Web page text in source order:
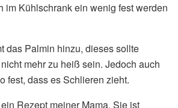
im Kühlschrank ein wenig fest werden
das Palmin hinzu, dieses sollte
mehr zu heiß sein. Jedoch auch
fest, dass es Schlieren zieht.
Rezept meiner Mama. Sie ist